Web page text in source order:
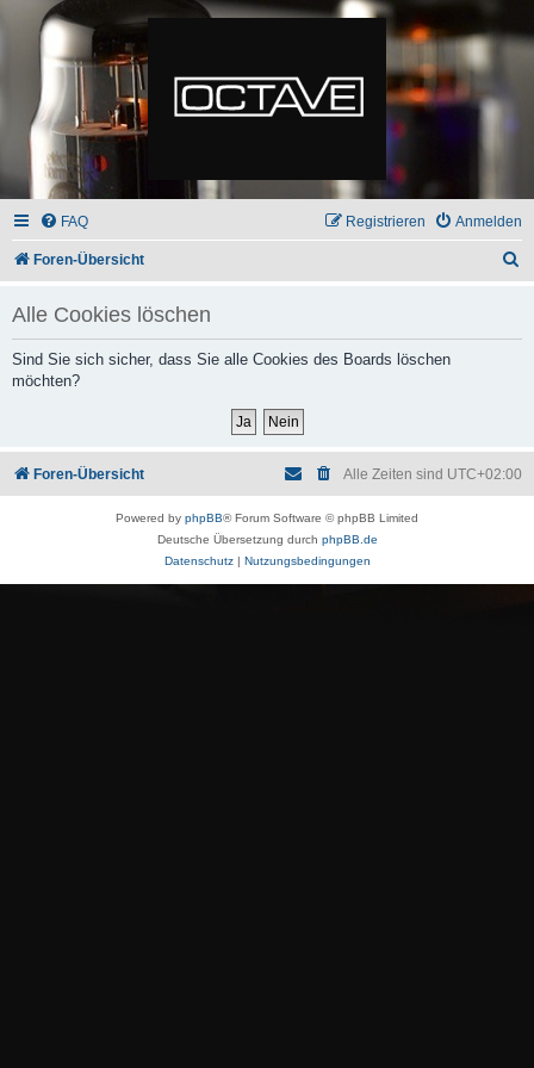
FAQ Anmelden
Registrieren
Foren-Übersicht
Alle Cookies löschen
Sind Sie sich sicher, dass Sie alle Cookies des Boards löschen
möchten?
Foren-Übersicht Alle Zeiten sind UTC+02:00
Powered by phpBB® Forum Software © phpBB Limited
Deutsche Übersetzung durch phpBB.de
Datenschutz| Nutzungsbedingungen